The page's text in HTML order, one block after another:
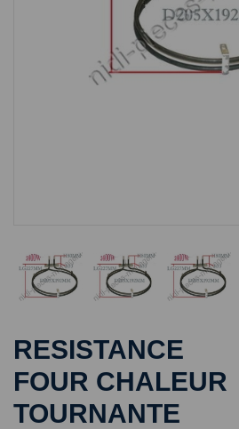
RESISTANCE
FOUR CHALEUR
TOURNANTE